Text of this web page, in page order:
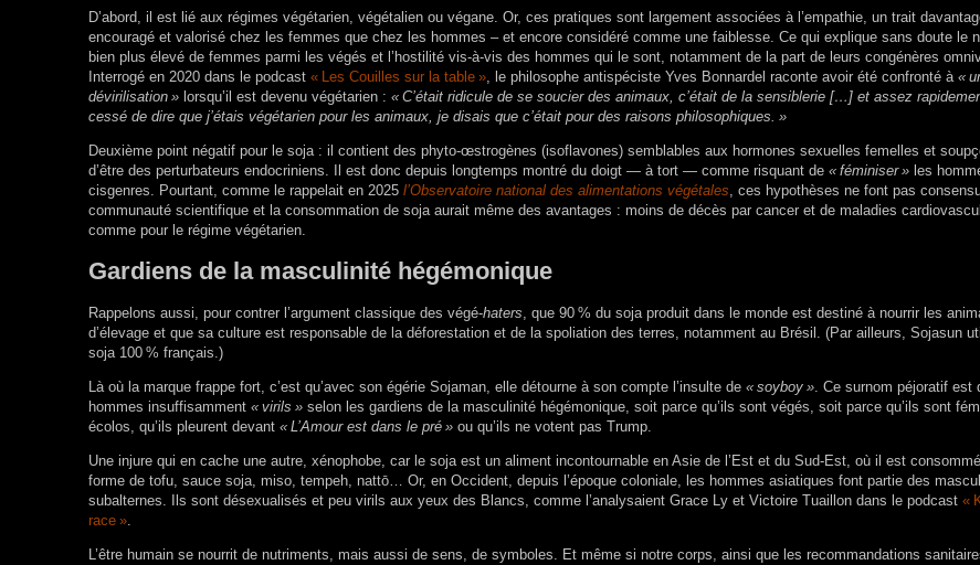
D’abord, il est lié aux régimes végétarien, végétalien ou végane. Or, ces pratiques sont largement associées à l’empathie, un trait
encouragé et valorisé chez les femmes que chez les hommes – et encore considéré comme une faiblesse. Ce qui explique sans doute le
bien plus élevé de femmes parmi les végés et l’hostilité vis-à-vis des hommes qui le sont, notamment de la part de leurs congénères
Interrogé en 2020 dans le podcast « Les Couilles sur la table », le philosophe antispéciste Yves Bonnardel raconte avoir été confronté à «
dévirilisation » lorsqu’il est devenu végétarien : « C’était ridicule de se soucier des animaux, c’était de la sensiblerie […] et assez
cessé de dire que j’étais végétarien pour les animaux, je disais que c’était pour des raisons philosophiques. »
Deuxième point négatif pour le soja : il contient des phyto-œstrogènes (isoflavones) semblables aux hormones sexuelles femelles et
d’être des perturbateurs endocriniens. Il est donc depuis longtemps montré du doigt — à tort — comme risquant de « féminiser » les
cisgenres. Pourtant, comme le rappelait en 2025 l’Observatoire national des alimentations végétales, ces hypothèses ne font pas
communauté scientifique et la consommation de soja aurait même des avantages : moins de décès par cancer et de maladies
comme pour le régime végétarien.
Gardiens de la masculinité hégémonique
Rappelons aussi, pour contrer l’argument classique des végé-haters , que 90 % du soja produit dans le monde est destiné à nourrir les
d’élevage et que sa culture est responsable de la déforestation et de la spoliation des terres, notamment au Brésil. (Par ailleurs, Sojasun
soja 100 % français.)
Là où la marque frappe fort, c’est qu’avec son égérie Sojaman, elle détourne à son compte l’insulte de « soyboy » . Ce surnom péjoratif est
hommes insuffisamment « virils » selon les gardiens de la masculinité hégémonique, soit parce qu’ils sont végés, soit parce qu’ils sont
écolos, qu’ils pleurent devant « L’Amour est dans le pré » ou qu’ils ne votent pas Trump.
Une injure qui en cache une autre, xénophobe, car le soja est un aliment incontournable en Asie de l’Est et du Sud-Est, où il est
forme de tofu, sauce soja, miso, tempeh, nattō… Or, en Occident, depuis l’époque coloniale, les hommes asiatiques font partie des
subalternes. Ils sont désexualisés et peu virils aux yeux des Blancs, comme l’analysaient Grace Ly et Victoire Tuaillon dans le podcast «
race »
L’être humain se nourrit de nutriments, mais aussi de sens, de symboles. Et même si notre corps, ainsi que les recommandations